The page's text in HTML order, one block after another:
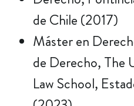
de Chile (2017)
Máster en
de Derecho, The
Law School,